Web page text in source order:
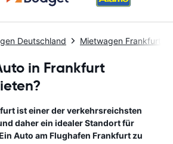
Deutschland Mietwagen Frankfurt
in Frankfurt
ist einer der verkehrsreichsten
daher ein idealer Standort für
Auto am Flughafen Frankfurt zu